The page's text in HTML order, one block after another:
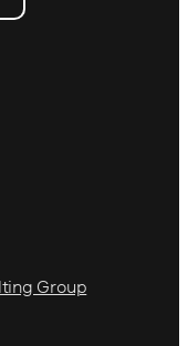
Group